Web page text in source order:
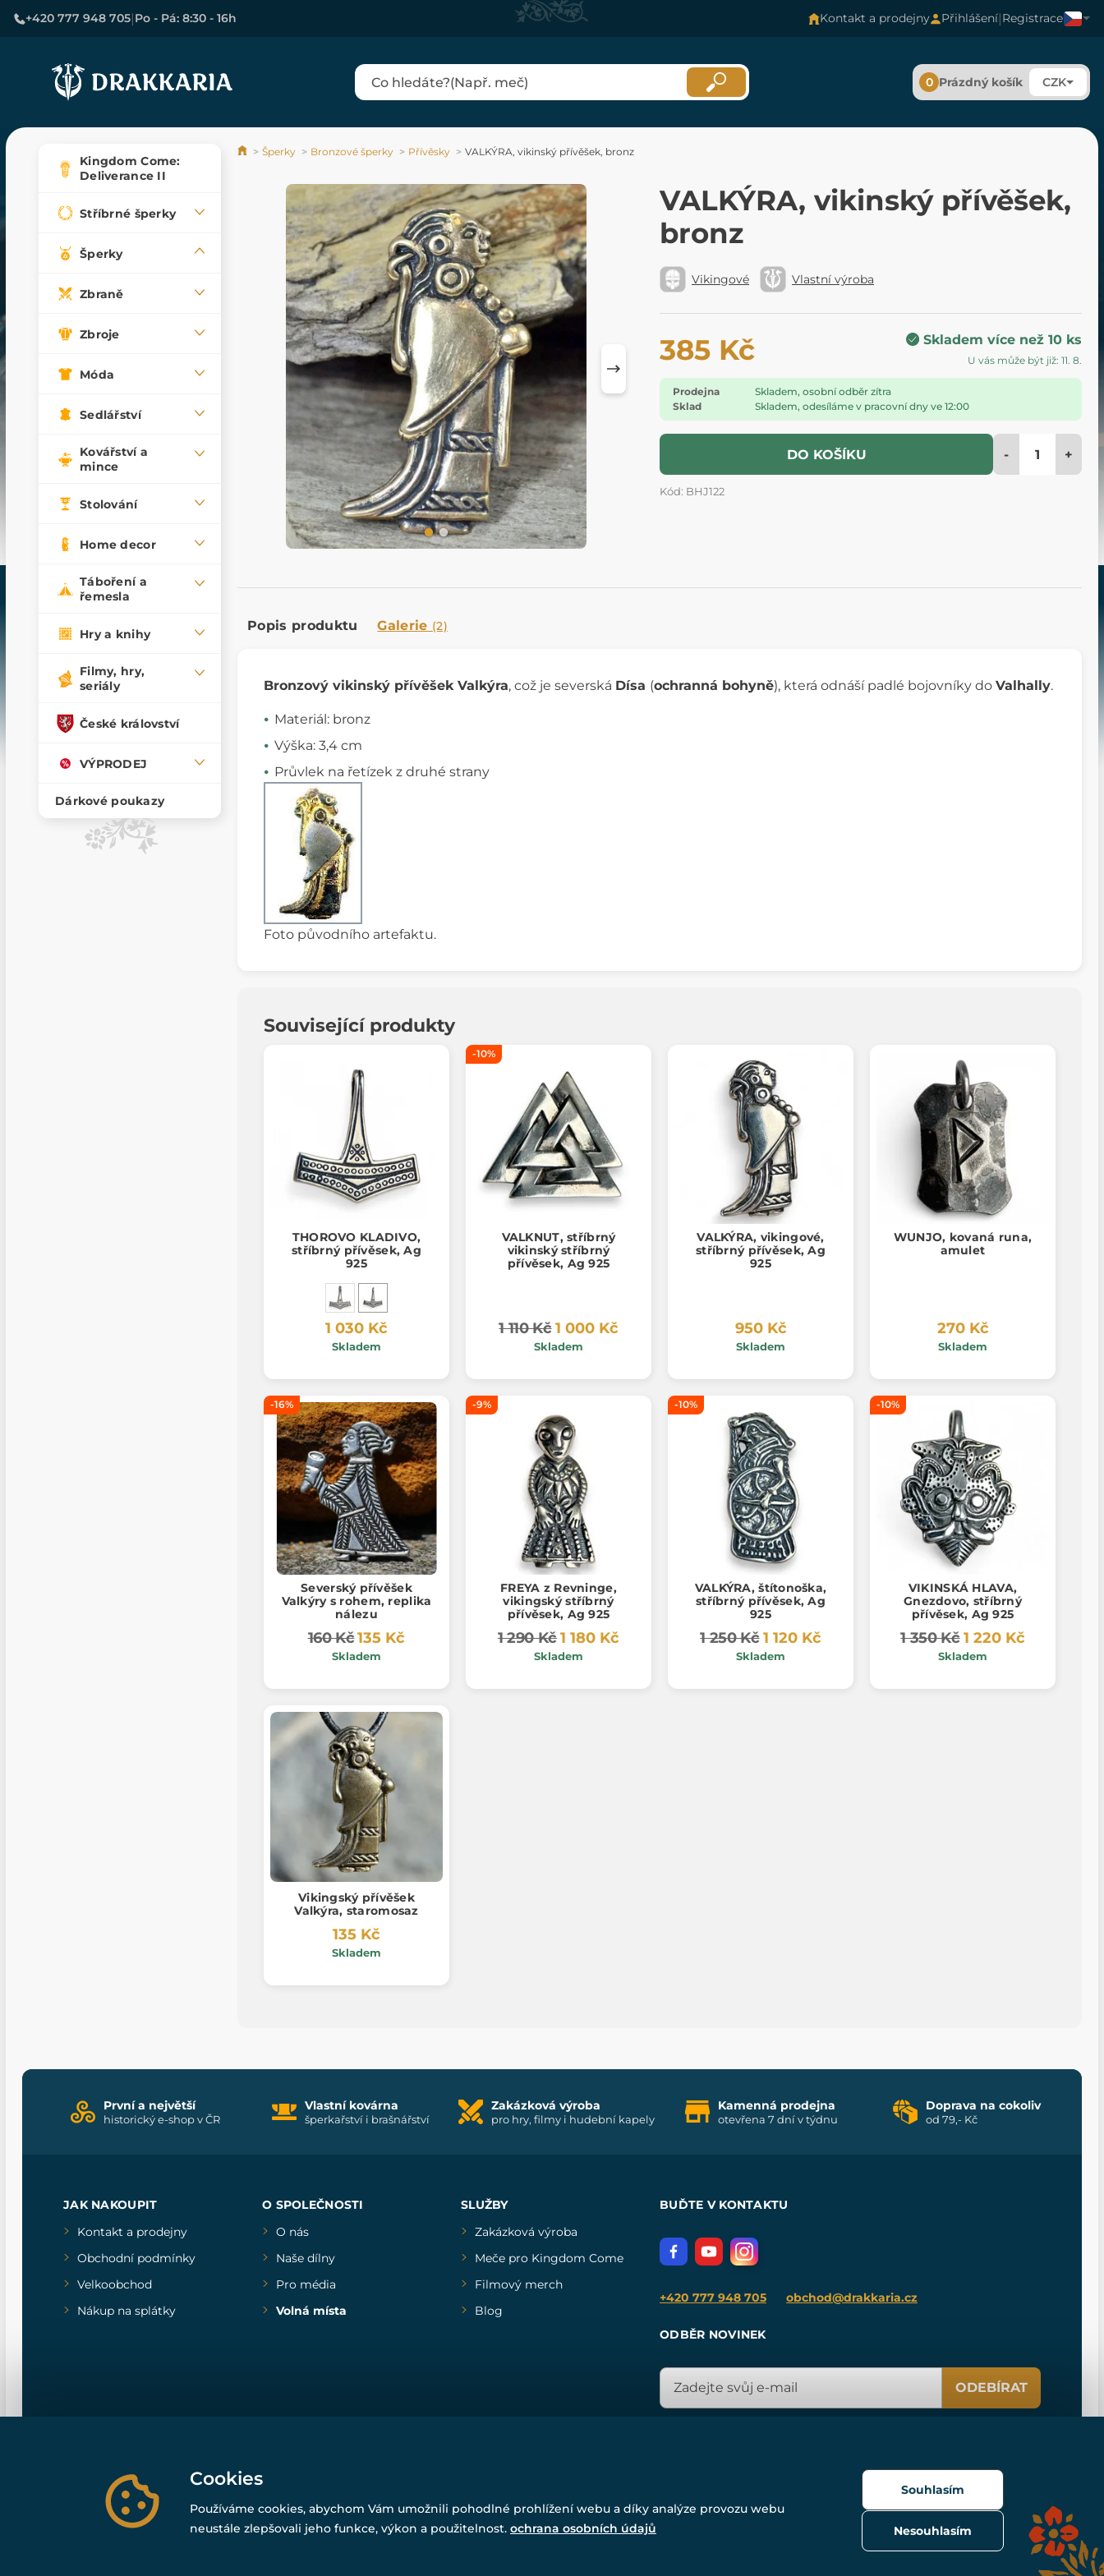
+420 777 948 705|Po - Pá: 8:30 - 16h Kontakt a prodejny Přihlášení|Registrace
0 Prázdný košík CZK
Kingdom Come:
Deliverance II
Stříbrné šperky
Šperky
Zbraně
Zbroje
Móda
Sedlářství
Kovářství a
mince
Stolování
Home decor
Táboření a
řemesla
Hry a knihy
Filmy, hry,
seriály
České království
VÝPRODEJ
Dárkové poukazy
Šperky Bronzové šperky Přívěsky VALKÝRA, vikinský přívěšek, bronz
VALKÝRA, vikinský přívěšek,
bronz
Vikingové Vlastní výroba
385 Kč Skladem více než 10 ks
U vás může být již: 11. 8.
Prodejna
Skladem, osobní odběr zítra
Sklad
Skladem, odesíláme v pracovní dny ve 12:00
DO KOŠÍKU - +
Kód: BHJ122
Popis produktu Galerie (2)
Bronzový vikinský přívěšek Valkýra, což je severská Dísa (ochranná bohyně), která odnáší padlé bojovníky do Valhally.
Materiál: bronz
Výška: 3,4 cm
Průvlek na řetízek z druhé strany
Foto původního artefaktu.
Související produkty
THOROVO KLADIVO,
stříbrný přívěsek, Ag
925
1 030 Kč
Skladem
-10%
VALKNUT, stříbrný
vikinský stříbrný
přívěsek, Ag 925
1 110 Kč 1 000 Kč
Skladem
VALKÝRA, vikingové,
stříbrný přívěsek, Ag
925
950 Kč
Skladem
WUNJO, kovaná runa,
amulet
270 Kč
Skladem
-16%
Severský přívěšek
Valkýry s rohem, replika
nálezu
160 Kč135 Kč
Skladem
-9%
FREYA z Revninge,
vikingský stříbrný
přívěsek, Ag 925
1 290 Kč1 180 Kč
Skladem
-10%
VALKÝRA, štítonoška,
stříbrný přívěsek, Ag
925
1 250 Kč 1 120 Kč
Skladem
-10%
VIKINSKÁ HLAVA,
Gnezdovo, stříbrný
přívěsek, Ag 925
1 350 Kč 1 220 Kč
Skladem
Vikingský přívěšek
Valkýra, staromosaz
135 Kč
Skladem
První a největší
historický e-shop v ČR
Vlastní kovárna
šperkařství i brašnářství
Zakázková výroba
pro hry, filmy i hudební kapely
Kamenná prodejna
otevřena 7 dní v týdnu
Doprava na cokoliv
od 79,- Kč
JAK NAKOUPIT
Kontakt a prodejny
Obchodní podmínky
Velkoobchod
Nákup na splátky
O SPOLEČNOSTI
O nás
Naše dílny
Pro média
Volná místa
SLUŽBY
Zakázková výroba
Meče pro Kingdom Come
Filmový merch
Blog
BUĎTE V KONTAKTU
+420 777 948 705 obchod@drakkaria.cz
ODBĚR NOVINEK
ODEBÍRAT
Powered bySimplia.cz, protected by reCAPTCHA.
Cookies
Používáme cookies, abychom Vám umožnili pohodlné prohlížení webu a díky analýze provozu webu
neustále zlepšovali jeho funkce, výkon a použitelnost. ochrana osobních údajů Nesouhlasím
Souhlasím